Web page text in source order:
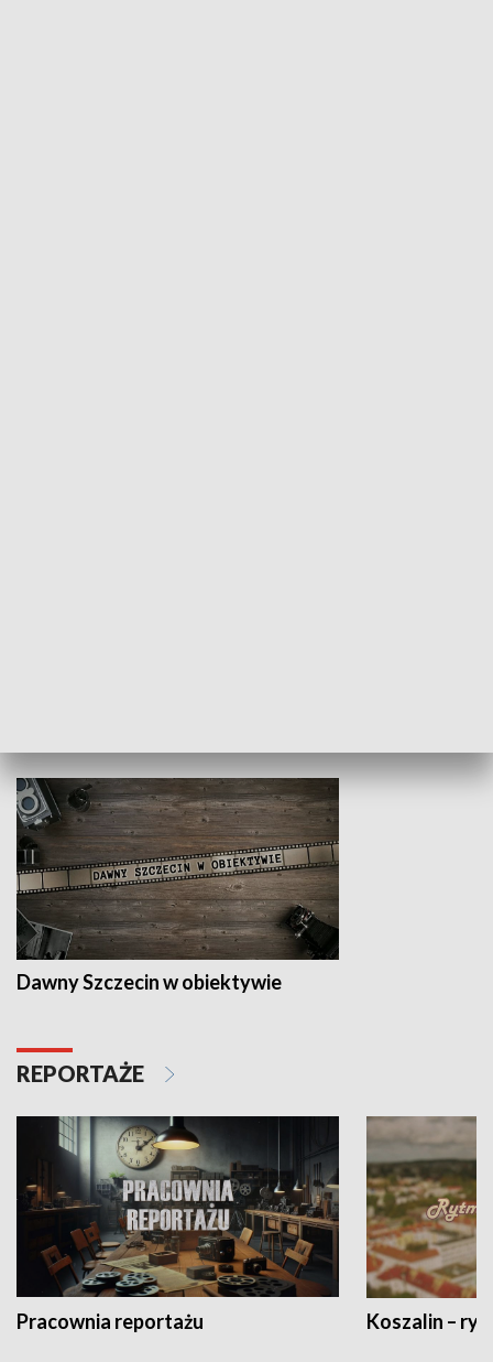
Dawny Szczecin w obiektywie
REPORTAŻE
Pracownia reportażu Koszalin –